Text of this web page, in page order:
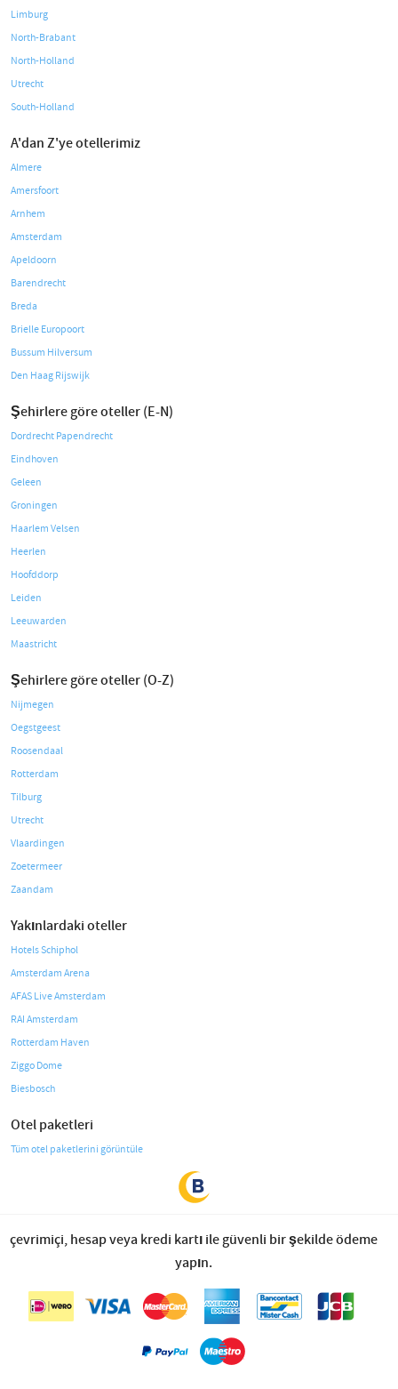
Limburg
North-Brabant
North-Holland
Utrecht
South-Holland
A'dan Z'ye otellerimiz
Almere
Amersfoort
Arnhem
Amsterdam
Apeldoorn
Barendrecht
Breda
Brielle Europoort
Bussum Hilversum
Den Haag Rijswijk
Şehirlere göre oteller (E-N)
Dordrecht Papendrecht
Eindhoven
Geleen
Groningen
Haarlem Velsen
Heerlen
Hoofddorp
Leiden
Leeuwarden
Maastricht
Şehirlere göre oteller (O-Z)
Nijmegen
Oegstgeest
Roosendaal
Rotterdam
Tilburg
Utrecht
Vlaardingen
Zoetermeer
Zaandam
Yakınlardaki oteller
Hotels Schiphol
Amsterdam Arena
AFAS Live Amsterdam
RAI Amsterdam
Rotterdam Haven
Ziggo Dome
Biesbosch
Otel paketleri
Tüm otel paketlerini görüntüle
çevrimiçi, hesap veya kredi kartı ile güvenli bir şekilde ödeme
yapın.